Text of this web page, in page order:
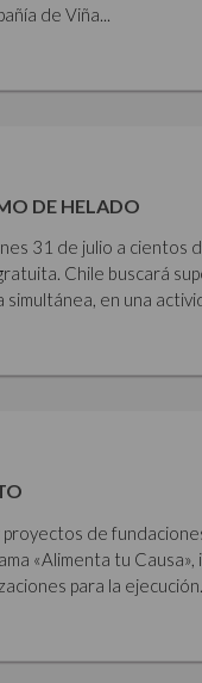
de Viña...
DE HELADO
31 de julio a cientos
Chile buscará
en una
de
«Alimenta tu Causa»,
para la ejecución...